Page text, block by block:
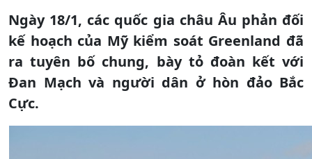
Ngày 18/1, các quốc gia châu Âu phản đối
kế hoạch của Mỹ kiểm soát Greenland đã
ra tuyên bố chung, bày tỏ đoàn kết với
Đan Mạch và người dân ở hòn đảo Bắc
Cực.